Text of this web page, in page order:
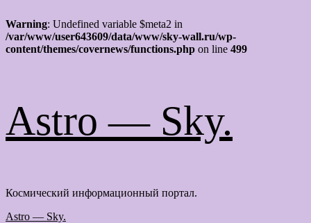
Warning: Undefined variable $meta2 in
/var/www/user643609/data/www/sky-wall.ru/wp-
content/themes/covernews/functions.php on line 499
содержимому
Astro — Sky.
Космический информационный портал.
Основное
Astro — Sky.